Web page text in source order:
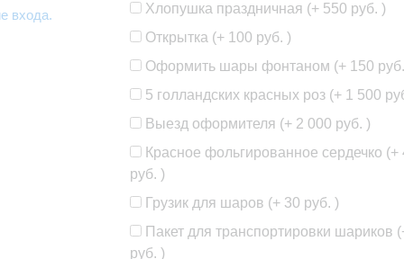
входа.
Хлопушка праздничная (+ 550 руб. )
Открытка (+ 100 руб. )
Оформить шары фонтаном (+ 150 руб.
5 голландских красных роз (+ 1 500
Выезд оформителя (+ 2 000 руб. )
Красное фольгированное сердечко (+
руб. )
Грузик для шаров (+ 30 руб. )
Пакет для транспортировки шариков
руб. )